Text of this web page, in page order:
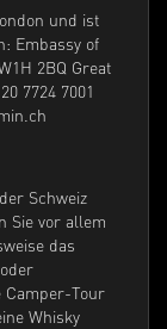
und ist
Embassy of
2BQ Great
7724 7001
Schweiz
Sie vor allem
das
Camper-Tour
Whisky